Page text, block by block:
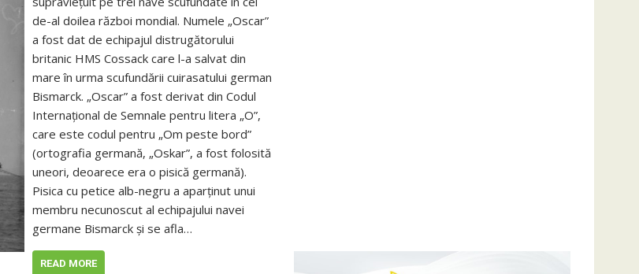
de-al doilea război mondial. Numele „Oscar”
a fost dat de echipajul distrugătorului
britanic HMS Cossack care l-a salvat din
mare în urma scufundării cuirasatului german
Bismarck. „Oscar” a fost derivat din Codul
Internațional de Semnale pentru litera „O”,
care este codul pentru „Om peste bord”
(ortografia germană, „Oskar”, a fost folosită
uneori, deoarece era o pisică germană).
Pisica cu petice alb-negru a aparținut unui
membru necunoscut al echipajului navei
germane Bismarck și se afla…
READ MORE